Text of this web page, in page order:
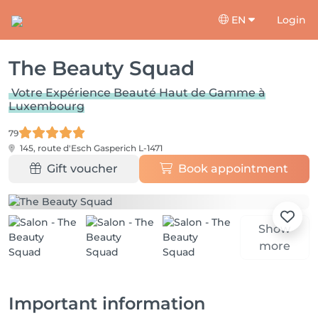
EN Login
The Beauty Squad
Votre Expérience Beauté Haut de Gamme à
Luxembourg
79
145, route d'Esch Gasperich L-1471
Gift voucher Book appointment
Show
more
Important information